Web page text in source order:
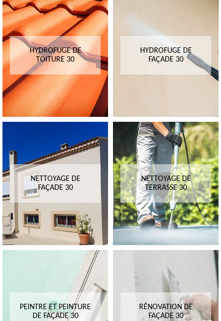
HYDROFUGE DE
TOITURE 30
HYDROFUGE DE
FAÇADE 30
NETTOYAGE DE
FAÇADE 30
NETTOYAGE DE
TERRASSE 30
PEINTRE ET PEINTURE
DE FAÇADE 30
RÉNOVATION DE
FAÇADE 30